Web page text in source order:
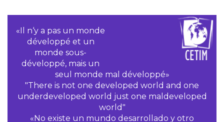
«Il n‘y a pas un monde
développé et un
monde sous-
développé, mais un
seul monde mal développé»
"There is not one developed world and one
underdeveloped world just one maldeveloped
world"
«No existe un mundo desarrollado y otro